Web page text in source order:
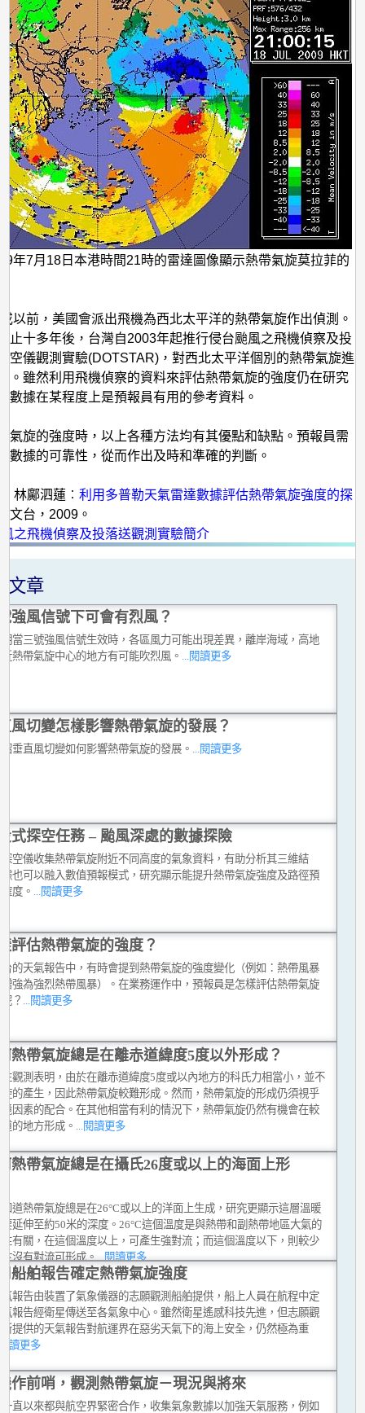
年7月18日本港時間21時的雷達圖像顯示熱帶氣旋莫拉菲的
以前，美國會派出飛機為西北太平洋的熱帶氣旋作出偵測。
止十多年後，台灣自2003年起推行侵台颱風之飛機偵察及投
空儀觀測實驗(DOTSTAR)，對西北太平洋個別的熱帶氣旋進
。雖然利用飛機偵察的資料來評估熱帶氣旋的強度仍在研究
數據在某程度上是預報員有用的參考資料。
氣旋的強度時，以上各種方法均有其優點和缺點。預報員需
數據的可靠性，從而作出及時和準確的判斷。
林鄺泗蓮︰利用多普勒天氣雷達數據評估熱帶氣旋強度的探
文台，2009。
之飛機偵察及投落送觀測實驗簡介
文章
強風信號下可會有烈風？
當三號強風信號生效時，各區風力可能出現差異，離岸海域，高地
熱帶氣旋中心的地方有可能吹烈風。
...閱讀更多
風切變怎樣影響熱帶氣旋的發展？
垂直風切變如何影響熱帶氣旋的發展。 ...閱讀更多
式探空任務 – 颱風深處的數據探險
空儀收集熱帶氣旋附近不同高度的氣象資料，有助分析其三維結
也可以融入數值預報模式，研究顯示能提升熱帶氣旋強度及路徑預
度。
...閱讀更多
評估熱帶氣旋的強度？
的天氣報告中，有時會提到熱帶氣旋的強度變化（例如：熱帶風暴
強為強烈熱帶風暴）。在業務運作中，預報員是怎樣評估熱帶氣旋
？ ...閱讀更多
熱帶氣旋總是在離赤道緯度5度以外形成？
觀測表明，由於在離赤道緯度5度或以內地方的科氏力相當小，並不
的產生，因此熱帶氣旋較難形成。然而，熱帶氣旋的形成仍須視乎
因素的配合。在其他相當有利的情況下，熱帶氣旋仍然有機會在較
的地方形成。 ...閱讀更多
熱帶氣旋總是在攝氏26度或以上的海面上形
道熱帶氣旋總是在26°C或以上的洋面上生成，研究更顯示這層溫暖
延伸至約50米的深度。26°C這個溫度是與熱帶和副熱帶地區大氣的
有關，在這個溫度以上，可產生強對流；而這個溫度以下，則較少
沒有對流可形成。
...閱讀更多
船舶報告確定熱帶氣旋強度
報告由裝置了氣象儀器的志願觀測船舶提供，船上人員在航程中定
報告經衛星傳送至各氣象中心。雖然衛星遙感科技先進，但志願觀
提供的天氣報告對航運界在惡劣天氣下的海上安全，仍然極為重
讀更多
作前哨，觀測熱帶氣旋－現況與將來
直以來都與航空界緊密合作，收集氣象數據以加強天氣服務，例如